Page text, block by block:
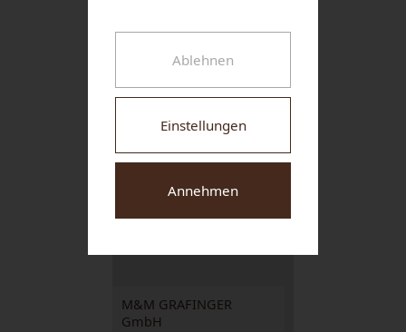
NUHR MEDICAL CENTER
Gasthaus Braun
M&M GRAFINGER
GmbH
Ablehnen
Einstellungen
Annehmen